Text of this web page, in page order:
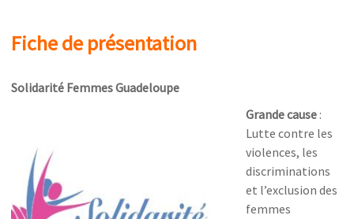
Fiche de présentation
Solidarité Femmes Guadeloupe
Grande cause :
Lutte contre les
violences, les
discriminations
et l’exclusion des
femmes